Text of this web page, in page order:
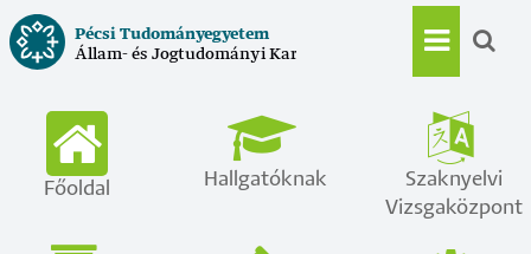
Ugrás
a
tartalomra
Pécsi Tudományegyetem
Állam- és Jogtudományi Kar
Main
Főoldal Hallgatóknak
Szaknyelvi
Vizsgaközpont